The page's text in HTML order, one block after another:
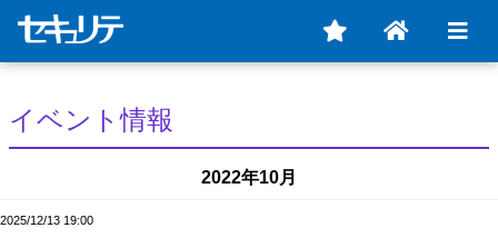
イベント情報
2022年10月
2025/12/13 19:00